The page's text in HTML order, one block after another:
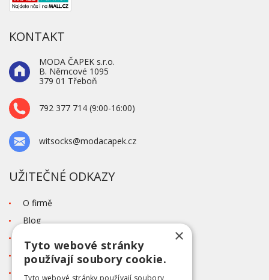
KONTAKT
MODA ČAPEK s.r.o.
B. Němcové 1095
379 01 Třeboň
792 377 714 (9:00-16:00)
witsocks@modacapek.cz
UŽITEČNÉ ODKAZY
O firmě
Blog
Tabulka velikostí
Ochrana osobních údajů GDPR
×
Tyto webové stránky
používají soubory cookie.
Tyto webové stránky používají soubory